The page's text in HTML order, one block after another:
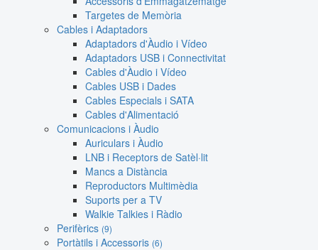
Targetes de Memòria
Cables i Adaptadors
Adaptadors d'Àudio i Vídeo
Adaptadors USB i Connectivitat
Cables d'Àudio i Vídeo
Cables USB i Dades
Cables Especials i SATA
Cables d'Alimentació
Comunicacions i Àudio
Auriculars i Àudio
LNB i Receptors de Satèl·lit
Mancs a Distància
Reproductors Multimèdia
Suports per a TV
Walkie Talkies i Ràdio
Perifèrics (9)
Portàtils i Accessoris (6)